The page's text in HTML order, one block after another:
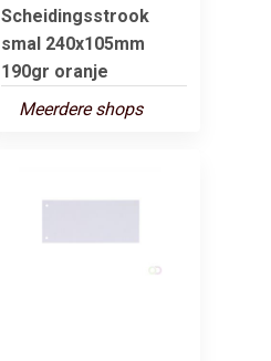
Scheidingsstrook
smal 240x105mm
190gr oranje
Meerdere shops